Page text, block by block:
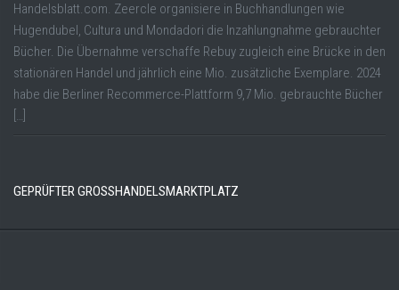
Handelsblatt.com. Zeercle organisiere in Buchhandlungen wie
Hugendubel, Cultura und Mondadori die Inzahlungnahme gebrauchter
Bücher. Die Übernahme verschaffe Rebuy zugleich eine Brücke in den
stationären Handel und jährlich eine Mio. zusätzliche Exemplare. 2024
habe die Berliner Recommerce-Plattform 9,7 Mio. gebrauchte Bücher
[…]
GEPRÜFTER GROSSHANDELSMARKTPLATZ